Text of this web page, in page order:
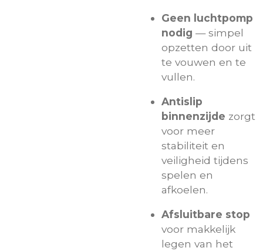
Geen luchtpomp
nodig — simpel
opzetten door uit
te vouwen en te
vullen.
Antislip
binnenzijde zorgt
voor meer
stabiliteit en
veiligheid tijdens
spelen en
afkoelen.
Afsluitbare stop
voor makkelijk
legen van het